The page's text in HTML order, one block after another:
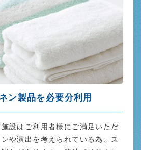
ン製品を必要分利用
設はご利用者様にご満足いただ
や演出を考えられている為、ス